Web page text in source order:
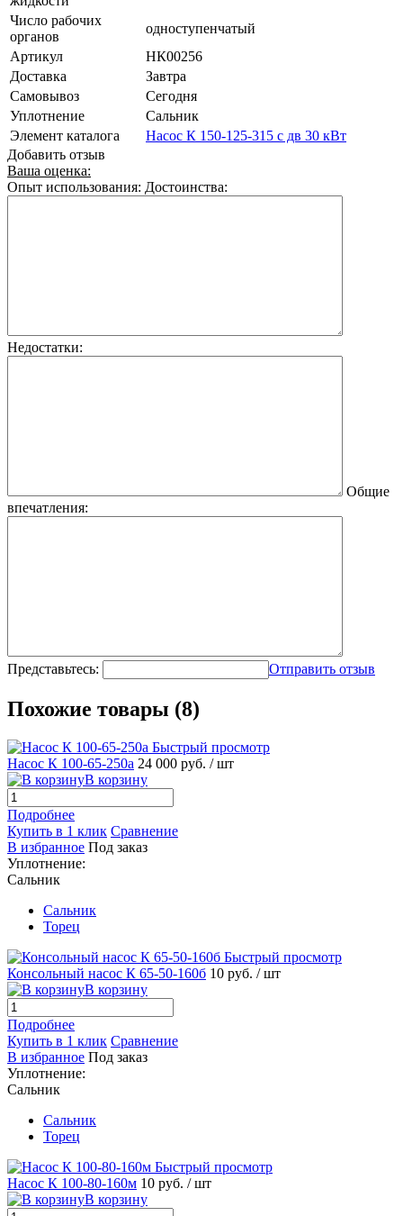
Число рабочих
органов
одноступенчатый
Артикул
НК00256
Доставка
Завтра
Самовывоз
Сегодня
Уплотнение
Сальник
Элемент каталога
Насос К 150-125-315 с дв 30 кВт
Добавить отзыв
Ваша оценка:
Опыт использования: Достоинства:
Недостатки:
Общие
впечатления:
Представьтесь: Отправить отзыв
Похожие товары (8)
Быстрый просмотр
Насос К 100-65-250а 24 000 руб. / шт
В корзину
Подробнее
Купить в 1 клик Сравнение
В избранное Под заказ
Уплотнение:
Сальник
Сальник
Торец
Быстрый просмотр
Консольный насос К 65-50-160б 10 руб. / шт
В корзину
Подробнее
Купить в 1 клик Сравнение
В избранное Под заказ
Уплотнение:
Сальник
Сальник
Торец
Быстрый просмотр
Насос К 100-80-160м 10 руб. / шт
В корзину